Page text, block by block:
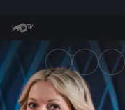
Matthias